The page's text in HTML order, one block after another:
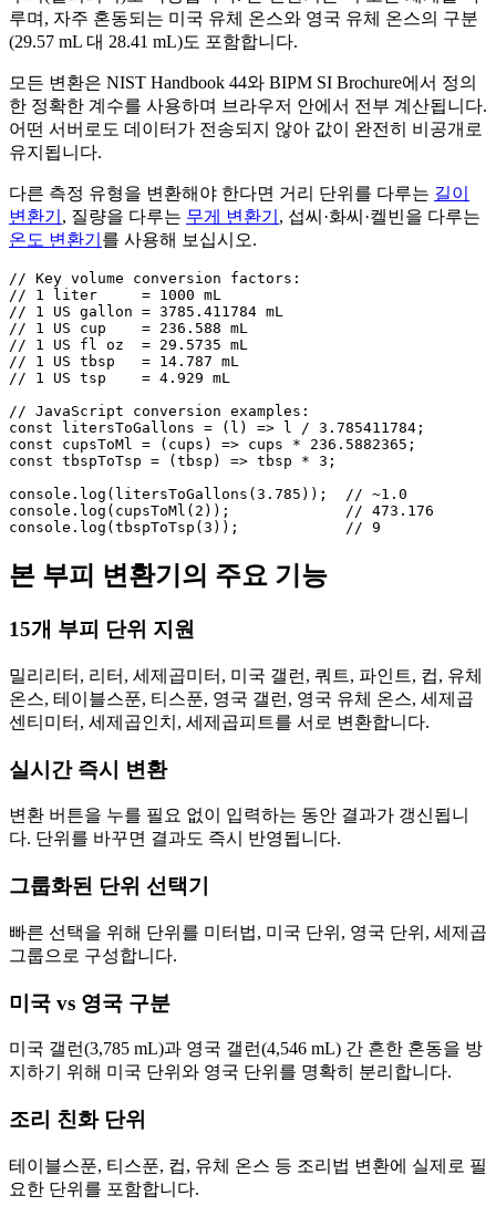
루며, 자주 혼동되는 미국 유체 온스와 영국 유체 온스의 구분
(29.57 mL 대 28.41 mL)도 포함합니다.
모든 변환은 NIST Handbook 44와 BIPM SI Brochure에서 정의
한 정확한 계수를 사용하며 브라우저 안에서 전부 계산됩니다.
어떤 서버로도 데이터가 전송되지 않아 값이 완전히 비공개로
유지됩니다.
다른 측정 유형을 변환해야 한다면 거리 단위를 다루는 길이
변환기 , 질량을 다루는 무게 변환기 , 섭씨·화씨·켈빈을 다루는
온도 변환기 를 사용해 보십시오.
// Key volume conversion factors:
// 1 liter     = 1000 mL
// 1 US gallon = 3785.411784 mL
// 1 US cup    = 236.588 mL
// 1 US fl oz  = 29.5735 mL
// 1 US tbsp   = 14.787 mL
// 1 US tsp    = 4.929 mL
// JavaScript conversion examples:
const litersToGallons = (l) => l / 3.785411784;
const cupsToMl = (cups) => cups * 236.5882365;
const tbspToTsp = (tbsp) => tbsp * 3;
console.log(litersToGallons(3.785));  // ~1.0
console.log(cupsToMl(2));             // 473.176
console.log(tbspToTsp(3));            // 9
본 부피 변환기의 주요 기능
15개 부피 단위 지원
밀리리터, 리터, 세제곱미터, 미국 갤런, 쿼트, 파인트, 컵, 유체
온스, 테이블스푼, 티스푼, 영국 갤런, 영국 유체 온스, 세제곱
센티미터, 세제곱인치, 세제곱피트를 서로 변환합니다.
실시간 즉시 변환
변환 버튼을 누를 필요 없이 입력하는 동안 결과가 갱신됩니
다. 단위를 바꾸면 결과도 즉시 반영됩니다.
그룹화된 단위 선택기
빠른 선택을 위해 단위를 미터법, 미국 단위, 영국 단위, 세제곱
그룹으로 구성합니다.
미국 vs 영국 구분
미국 갤런(3,785 mL)과 영국 갤런(4,546 mL) 간 흔한 혼동을 방
지하기 위해 미국 단위와 영국 단위를 명확히 분리합니다.
조리 친화 단위
테이블스푼, 티스푼, 컵, 유체 온스 등 조리법 변환에 실제로 필
요한 단위를 포함합니다.